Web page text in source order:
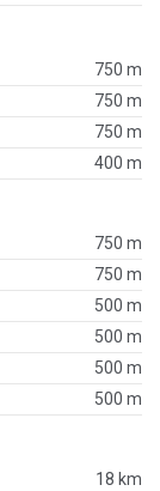
750 m
750 m
750 m
400 m
750 m
750 m
500 m
500 m
500 m
500 m
18 km